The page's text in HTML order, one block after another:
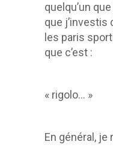
quelqu’un
que j’investis
les paris
que c’est :
« rigolo… »
En général, je